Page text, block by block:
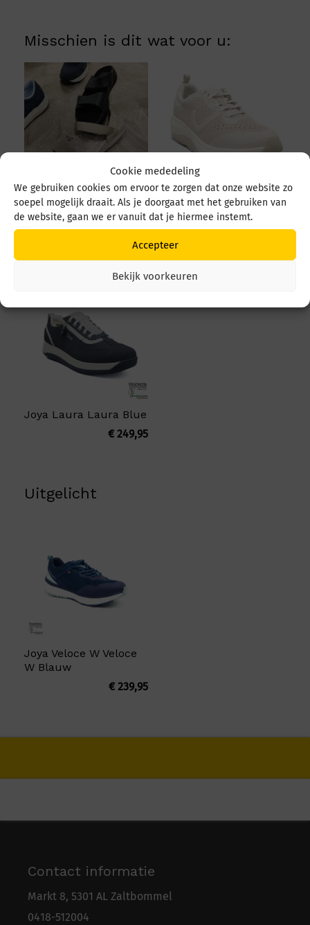
Cookie mededeling
We gebruiken cookies om ervoor te zorgen dat onze website zo
soepel mogelijk draait. Als je doorgaat met het gebruiken van
de website, gaan we er vanuit dat je hiermee instemt.
Accepteer
Bekijk voorkeuren
Misschien is dit wat voor u:
Joya Flores Flores
Zwart
€189,95
Joya Miami Women
Miami Women JY120A
Beige
Joya Laura Laura Blue
€249,95
Uitgelicht
Joya Veloce W Veloce
W Blauw
€239,95
Contact informatie
Markt 8, 5301 AL Zaltbommel
0418-512004